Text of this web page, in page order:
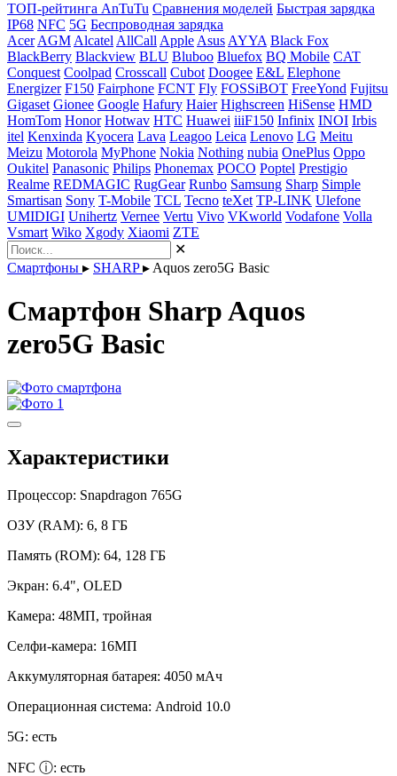
ТОП-рейтинга AnTuTu Сравнения моделей Быстрая зарядка
IP68 NFC 5G Беспроводная зарядка
Acer AGM Alcatel AllCall Apple Asus AYYA Black Fox
BlackBerry Blackview BLU Bluboo Bluefox BQ Mobile CAT
Conquest Coolpad Crosscall Cubot Doogee E&L Elephone
Energizer F150 Fairphone FCNT Fly FOSSiBOT FreeYond Fujitsu
Gigaset Gionee Google Hafury Haier Highscreen HiSense HMD
HomTom Honor Hotwav HTC Huawei iiiF150 Infinix INOI Irbis
itel Kenxinda Kyocera Lava Leagoo Leica Lenovo LG Meitu
Meizu Motorola MyPhone Nokia Nothing nubia OnePlus Oppo
Oukitel Panasonic Philips Phonemax POCO Poptel Prestigio
Realme REDMAGIC RugGear Runbo Samsung Sharp Simple
Smartisan Sony T-Mobile TCL Tecno teXet TP-LINK Ulefone
UMIDIGI Unihertz Vernee Vertu Vivo VKworld Vodafone Volla
Vsmart Wiko Xgody Xiaomi ZTE
✕
Смартфоны ▸ SHARP ▸ Aquos zero5G Basic
Смартфон Sharp Aquos
zero5G Basic
Характеристики
Процессор: Snapdragon 765G
ОЗУ (RAM): 6, 8 ГБ
Память (ROM): 64, 128 ГБ
Экран: 6.4", OLED
Камера: 48МП, тройная
Селфи-камера: 16МП
Аккумуляторная батарея: 4050 мАч
Операционная система: Android 10.0
5G: есть
NFC ⓘ: есть